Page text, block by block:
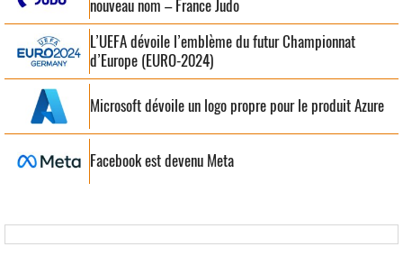
nouveau nom – France Judo
L’UEFA dévoile l’emblème du futur Championnat
d’Europe (EURO-2024)
Microsoft dévoile un logo propre pour le produit Azure
Facebook est devenu Meta